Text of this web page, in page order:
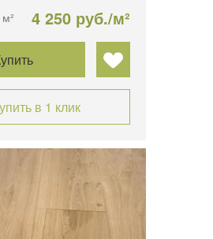
м² 4 250 руб./м²
в 1 клик